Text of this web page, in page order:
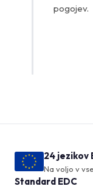
pogojev.
24 jezikov
Na voljo v
Standard EDC